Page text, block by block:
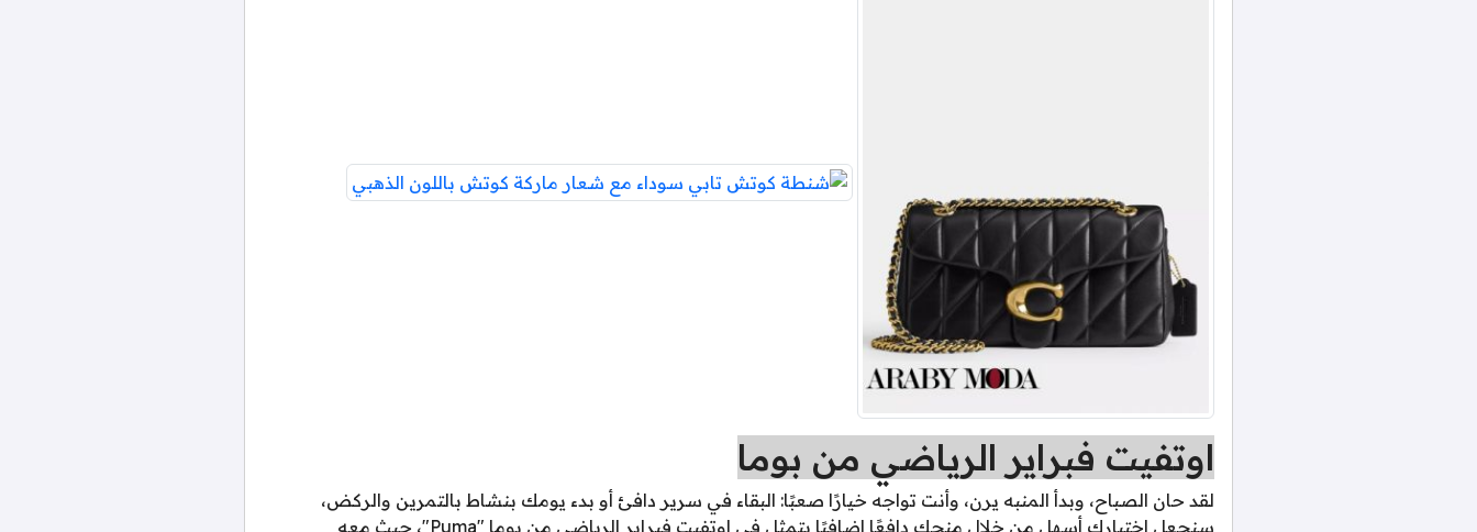
اوتفيت فبراير الرياضي من بوما
لقد حان الصباح، وبدأ المنبه يرن، وأنت تواجه خيارًا صعبًا: البقاء في سرير دافئ أو بدء يومك بنشاط بالتمرين والركض،
سنجعل اختيارك أسهل من خلال منحك دافعًا إضافيًا يتمثل في اوتفيت فبراير الرياضي من بوما "Puma"، حيث معه